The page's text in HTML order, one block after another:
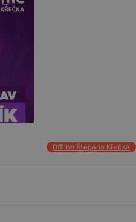
Offline Štěpána Křečka